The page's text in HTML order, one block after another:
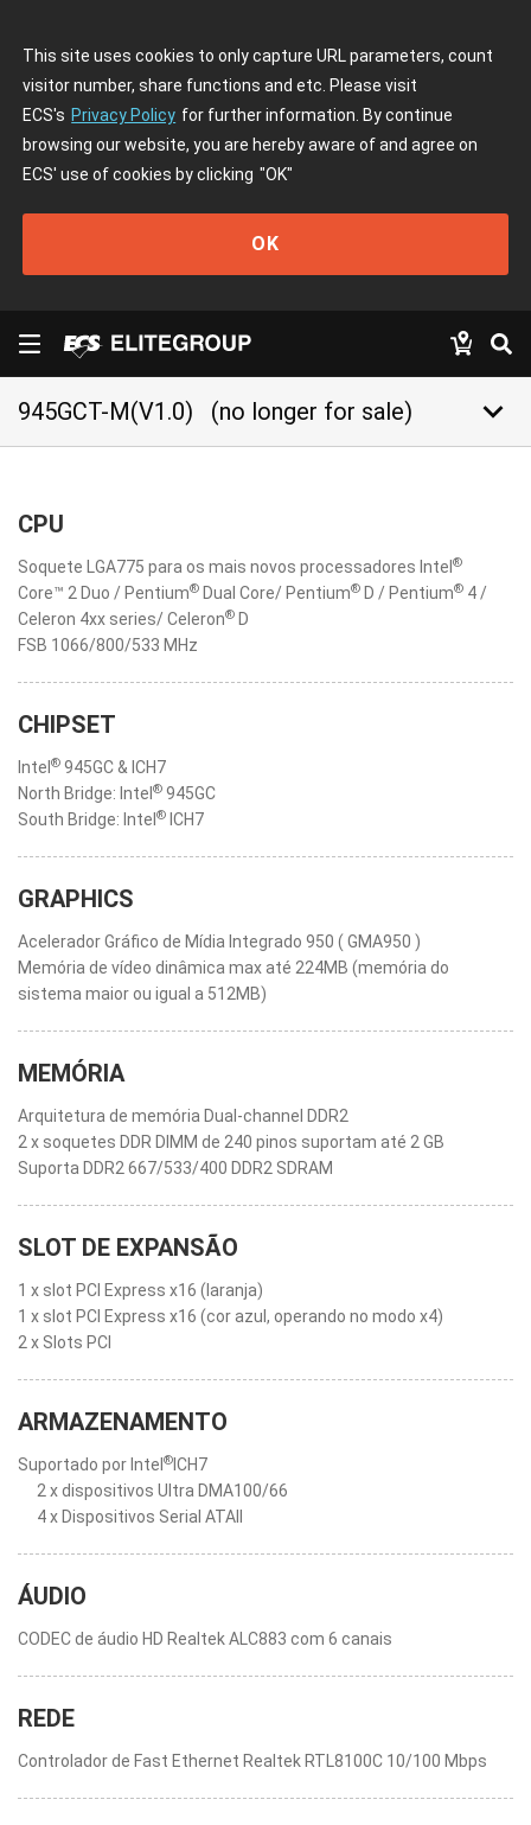
This site uses cookies to only capture URL parameters, count
visitor number, share functions and etc. Please visit
ECS's Privacy Policy for further information. By continue
browsing our website, you are hereby aware of and agree on
ECS' use of cookies by clicking "OK"
OK
945GCT-M(V1.0) (no longer for sale) keyboard_arrow_down
CPU
Soquete LGA775 para os mais novos processadores Intel ®
Core™ 2 Duo / Pentium® Dual Core/ Pentium® D / Pentium® 4 /
Celeron 4xx series/ Celeron® D
FSB 1066/800/533 MHz
CHIPSET
Intel ® 945GC & ICH7
North Bridge: Intel ® 945GC
South Bridge: Intel ® ICH7
GRAPHICS
Acelerador Gráfico de Mídia Integrado 950 ( GMA950 )
Memória de vídeo dinâmica max até 224MB (memória do
sistema maior ou igual a 512MB)
MEMÓRIA
Arquitetura de memória Dual-channel DDR2
2 x soquetes DDR DIMM de 240 pinos suportam até 2 GB
Suporta DDR2 667/533/400 DDR2 SDRAM
SLOT DE EXPANSÃO
1 x slot PCI Express x16 (laranja)
1 x slot PCI Express x16 (cor azul, operando no modo x4)
2 x Slots PCI
ARMAZENAMENTO
Suportado por Intel ® ICH7
2 x dispositivos Ultra DMA100/66
4 x Dispositivos Serial ATAII
ÁUDIO
CODEC de áudio HD Realtek ALC883 com 6 canais
REDE
Controlador de Fast Ethernet Realtek RTL8100C 10/100 Mbps